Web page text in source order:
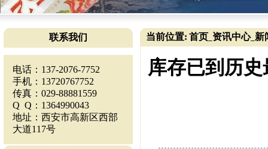
联系我们
电话：137-2076-7752
手机：13720767752
传真：029-88881559
Q Q：1364990043
地址：西安市高新区西部
大道117号
当前位置: 首页 资讯中心_ 新
库存已到历